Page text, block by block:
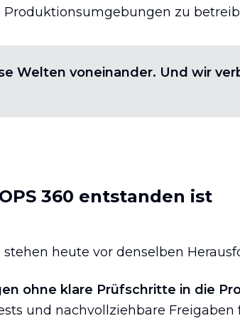
zu
Welten voneinander. Und wir
360 entstanden ist
heute vor denselben
ohne klare Prüfschritte in die
und nachvollziehbare Freigaben